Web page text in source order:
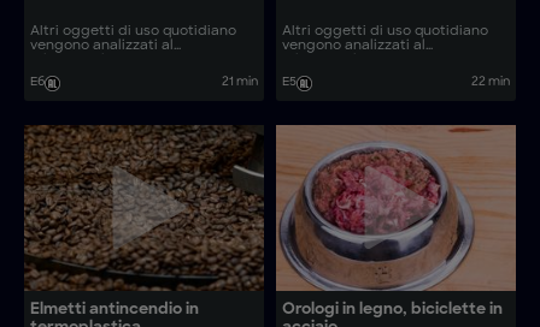
Altri oggetti di uso quotidiano
vengono analizzati al
realizzati oggetti come calissons
e veicoli subacquei?
E6 21 min
Altri oggetti di uso quotidiano
vengono analizzati al
realizzati oggetti come tamburi
levigatori rigenerati e litografie?
E5 22 min
Elmetti antincendio in
Orologi in legno, biciclette in